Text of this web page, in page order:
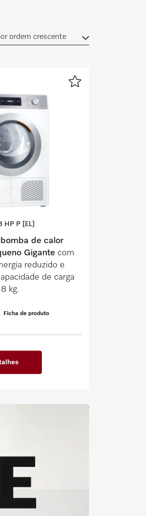
HP P [EL]
de calor
Gigante com
reduzido e
de carga
kg.
Ficha de produto